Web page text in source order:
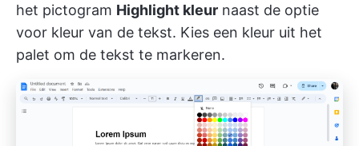
het pictogram Highlight kleur naast de optie
voor kleur van de tekst. Kies een kleur uit het
palet om de tekst te markeren.